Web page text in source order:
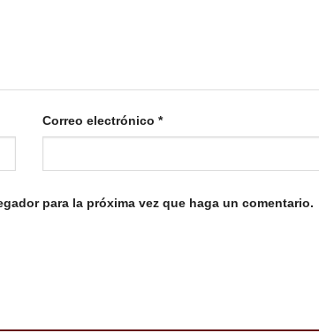
Correo electrónico *
para la próxima vez que haga un comentario.